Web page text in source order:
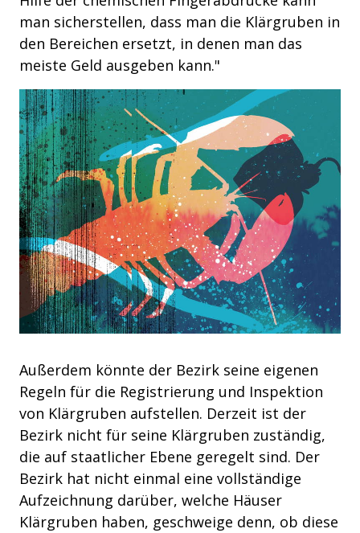
man sicherstellen, dass man die Klärgruben in
den Bereichen ersetzt, in denen man das
meiste Geld ausgeben kann."
Außerdem könnte der Bezirk seine eigenen
Regeln für die Registrierung und Inspektion
von Klärgruben aufstellen. Derzeit ist der
Bezirk nicht für seine Klärgruben zuständig,
die auf staatlicher Ebene geregelt sind. Der
Bezirk hat nicht einmal eine vollständige
Aufzeichnung darüber, welche Häuser
Klärgruben haben, geschweige denn, ob diese